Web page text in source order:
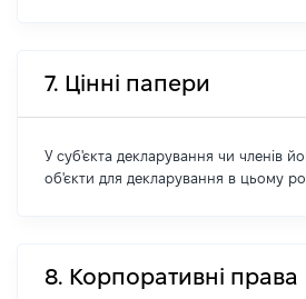
7. Цінні папери
У суб'єкта декларування чи членів
об'єкти для декларування в цьому
8. Корпоративні права